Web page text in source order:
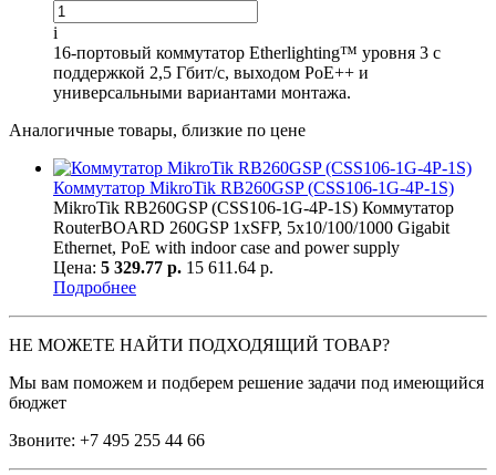
i
16-портовый коммутатор Etherlighting™ уровня 3 с
поддержкой 2,5 Гбит/с, выходом PoE++ и
универсальными вариантами монтажа.
Аналогичные товары, близкие по цене
Коммутатор MikroTik RB260GSP (CSS106-1G-4P-1S)
MikroTik RB260GSP (CSS106-1G-4P-1S) Коммутатор
RouterBOARD 260GSP 1xSFP, 5x10/100/1000 Gigabit
Ethernet, PoE with indoor case and power supply
Цена: 5 329.77 р. 15 611.64 р.
Подробнее
НЕ МОЖЕТЕ НАЙТИ ПОДХОДЯЩИЙ ТОВАР?
Мы вам поможем и подберем решение задачи под имеющийся
бюджет
Звоните: +7 495 255 44 66